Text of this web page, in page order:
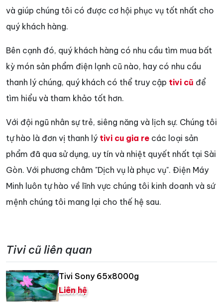
và giúp chúng tôi có được cơ hội phục vụ tốt nhất cho
quý khách hàng.
Bên cạnh đó, quý khách hàng có nhu cầu tìm mua bất
kỳ món sản phẩm điện lạnh cũ nào, hay có nhu cầu
thanh lý chúng, quý khách có thể truy cập tivi cũ để
tìm hiểu và tham khảo tốt hơn.
Với đội ngũ nhân sự trẻ, siêng năng và lịch sự. Chúng tôi
tự hào là đơn vị thanh lý tivi cu gia re các loại sản
phẩm đã qua sử dụng, uy tín và nhiệt quyết nhất tại Sài
Gòn. Với phương châm "Dịch vụ là phục vụ". Điện Máy
Minh luôn tự hào về lĩnh vực chúng tôi kinh doanh và sứ
mệnh chúng tôi mang lại cho thế hệ sau.
Tivi cũ liên quan
Tivi Sony 65x8000g
Liên hệ